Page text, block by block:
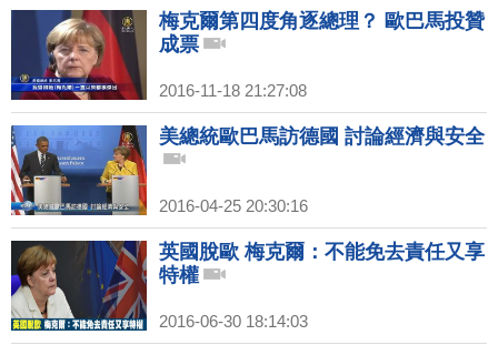
梅克爾第四度角逐總理？ 歐巴馬投贊
成票
2016-11-18 21:27:08
美總統歐巴馬訪德國 討論經濟與安全
2016-04-25 20:30:16
英國脫歐 梅克爾：不能免去責任又享
特權
2016-06-30 18:14:03